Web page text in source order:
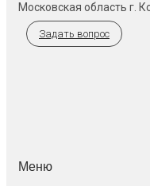
Московская область г.
Задать вопрос
Меню